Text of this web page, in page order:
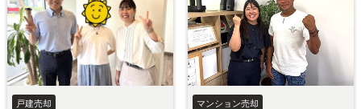
戸建売却 マンション売却